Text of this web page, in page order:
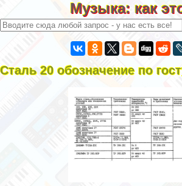
Музыка: как
Сталь 20 обозначение по